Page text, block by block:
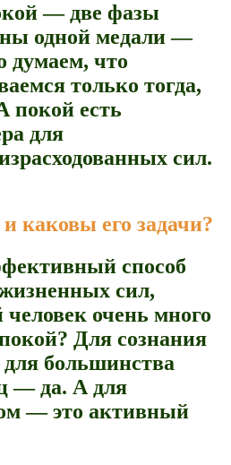
— две фазы
одной медали —
что
только тогда,
покой есть
для
сил.
каковы его задачи?
способ
сил,
очень много
Для сознания
для большинства
— да. А для
— это активный